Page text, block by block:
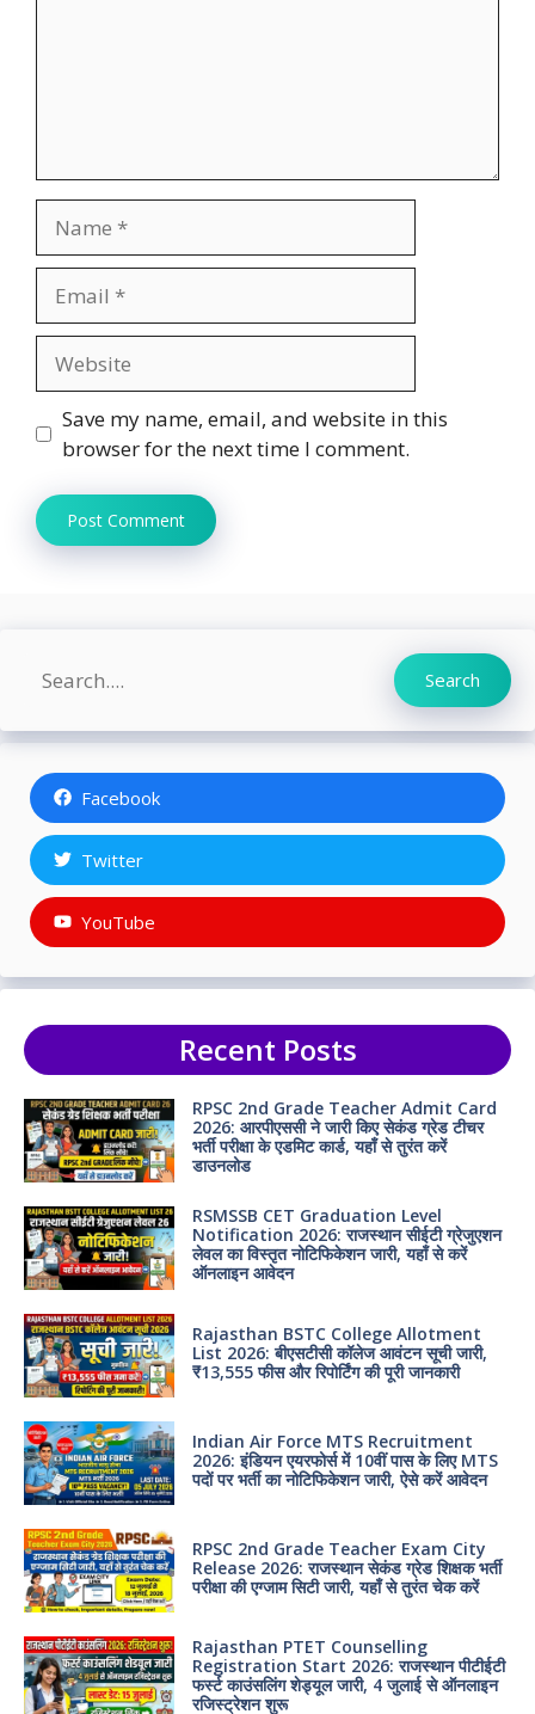
Save my name, email, and website in this
browser for the next time I comment.
Search Search
Facebook
Twitter
YouTube
Recent Posts
RPSC 2nd Grade Teacher Admit Card
2026: आरपीएससी ने जारी किए सेकंड ग्रेड टीचर
भर्ती परीक्षा के एडमिट कार्ड, यहाँ से तुरंत करें
डाउनलोड
RSMSSB CET Graduation Level
Notification 2026: राजस्थान सीईटी ग्रेजुएशन
लेवल का विस्तृत नोटिफिकेशन जारी, यहाँ से करें
ऑनलाइन आवेदन
Rajasthan BSTC College Allotment
List 2026: बीएसटीसी कॉलेज आवंटन सूची जारी,
₹13,555 फीस और रिपोर्टिंग की पूरी जानकारी
Indian Air Force MTS Recruitment
2026: इंडियन एयरफोर्स में 10वीं पास के लिए MTS
पदों पर भर्ती का नोटिफिकेशन जारी, ऐसे करें आवेदन
RPSC 2nd Grade Teacher Exam City
Release 2026: राजस्थान सेकंड ग्रेड शिक्षक भर्ती
परीक्षा की एग्जाम सिटी जारी, यहाँ से तुरंत चेक करें
Rajasthan PTET Counselling
Registration Start 2026: राजस्थान पीटीईटी
फर्स्ट काउंसलिंग शेड्यूल जारी, 4 जुलाई से ऑनलाइन
रजिस्ट्रेशन शुरू